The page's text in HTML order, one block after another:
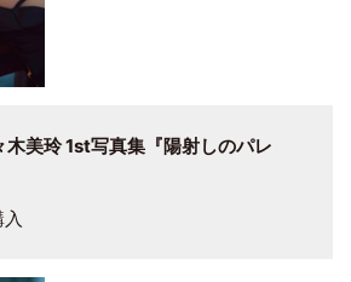
木美玲 1st写真集『陽射しのパレ